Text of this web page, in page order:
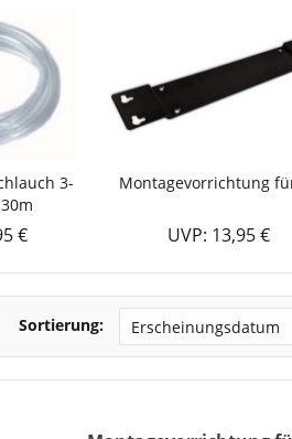
3-
€
Montagevorrichtung
UVP: 13,95 €
Sortierung: